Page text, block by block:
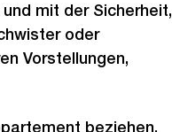
mit der Sicherheit,
oder
Vorstellungen,
beziehen.